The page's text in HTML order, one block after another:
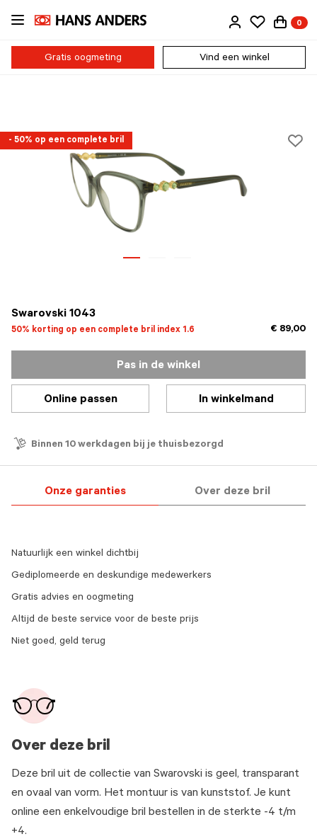
Ga
naar
inhoud
0
Gratis oogmeting Vind een winkel
- 50% op een complete bril
Swarovski 1043
50% korting op een complete bril index 1.6 € 89,00
Pas in de winkel
Online passen In winkelmand
Binnen 10 werkdagen bij je thuisbezorgd
Onze garanties Over deze bril
Over deze bril
Deze bril uit de collectie van Swarovski is geel, transparant
en ovaal van vorm. Het montuur is van kunststof. Je kunt
online een enkelvoudige bril bestellen in de sterkte -4 t/m
+4.
Natuurlijk een winkel dichtbij
Gediplomeerde en deskundige medewerkers
Gratis advies en oogmeting
Altijd de beste service voor de beste prijs
Niet goed, geld terug